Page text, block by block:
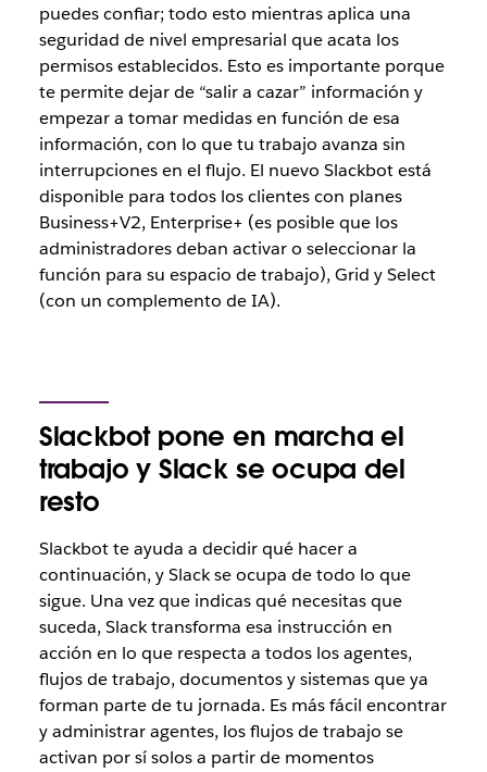
puedes confiar; todo esto mientras aplica una
seguridad de nivel empresarial que acata los
permisos establecidos. Esto es importante porque
te permite dejar de “salir a cazar” información y
empezar a tomar medidas en función de esa
información, con lo que tu trabajo avanza sin
interrupciones en el flujo. El nuevo Slackbot está
disponible para todos los clientes con planes
Business+V2, Enterprise+ (es posible que los
administradores deban activar o seleccionar la
función para su espacio de trabajo), Grid y Select
(con un complemento de IA).
Slackbot pone en marcha el
trabajo y Slack se ocupa del
resto
Slackbot te ayuda a decidir qué hacer a
continuación, y Slack se ocupa de todo lo que
sigue. Una vez que indicas qué necesitas que
suceda, Slack transforma esa instrucción en
acción en lo que respecta a todos los agentes,
flujos de trabajo, documentos y sistemas que ya
forman parte de tu jornada. Es más fácil encontrar
y administrar agentes, los flujos de trabajo se
activan por sí solos a partir de momentos